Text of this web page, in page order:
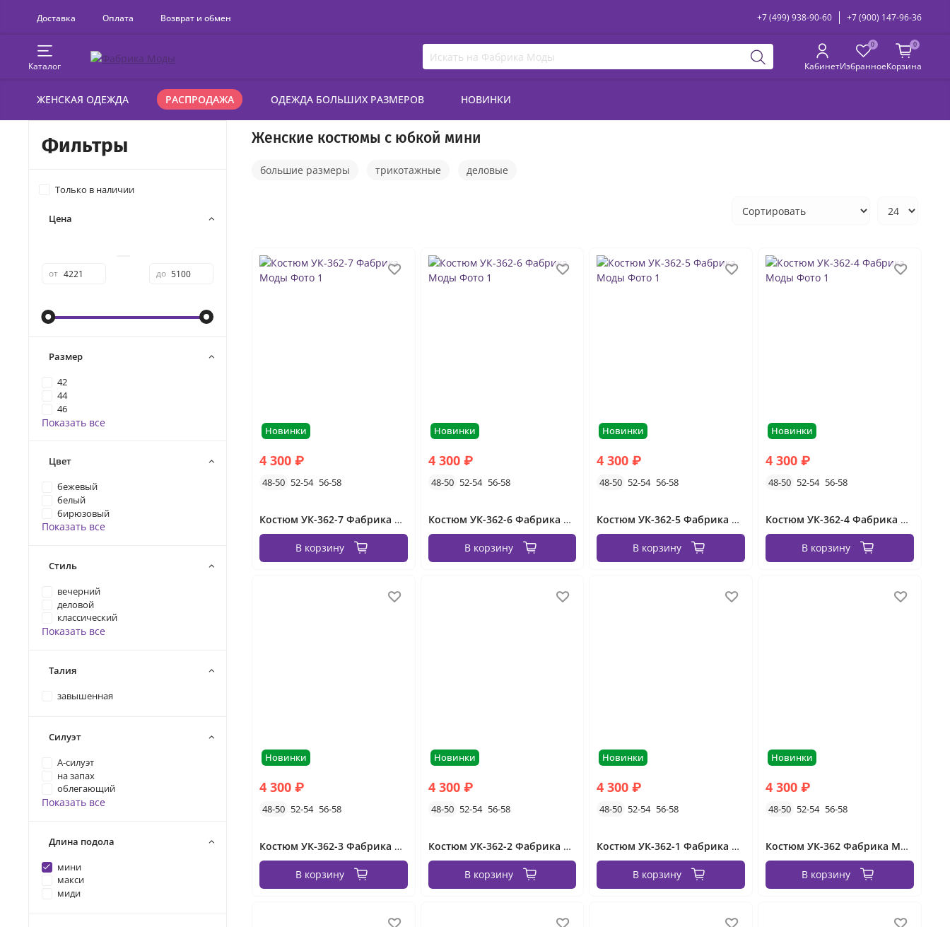
Доставка Оплата Возврат и обмен +7 (499) 938-90-60 +7 (900) 147-96-36
Каталог Кабинет
0
Избранное
0
Корзина
ЖЕНСКАЯ ОДЕЖДА РАСПРОДАЖА ОДЕЖДА БОЛЬШИХ РАЗМЕРОВ НОВИНКИ
Женские костюмы с юбкой мини
большие размеры трикотажные деловые
Новинки
4 300 ₽
48-50 52-54 56-58
Костюм УК-362-7 Фабрика Моды
В корзину
Новинки
4 300 ₽
48-50 52-54 56-58
Костюм УК-362-6 Фабрика Моды
В корзину
Новинки
4 300 ₽
48-50 52-54 56-58
Костюм УК-362-5 Фабрика Моды
В корзину
Новинки
4 300 ₽
48-50 52-54 56-58
Костюм УК-362-4 Фабрика Моды
В корзину
Новинки
4 300 ₽
48-50 52-54 56-58
Костюм УК-362-3 Фабрика Моды
В корзину
Новинки
4 300 ₽
48-50 52-54 56-58
Костюм УК-362-2 Фабрика Моды
В корзину
Новинки
4 300 ₽
48-50 52-54 56-58
Костюм УК-362-1 Фабрика Моды
В корзину
Новинки
4 300 ₽
48-50 52-54 56-58
Костюм УК-362 Фабрика Моды
В корзину
Фильтры
Только в наличии
Цена
от до
Размер
42
44
46
Показать все
Цвет
бежевый
белый
бирюзовый
Показать все
Стиль
вечерний
деловой
классический
Показать все
Талия
завышенная
Силуэт
А-силуэт
на запах
облегающий
Показать все
Длина подола
мини
макси
миди